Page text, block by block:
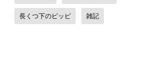
長くつ下のピッピ 雑記